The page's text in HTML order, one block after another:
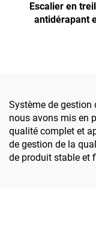
Escalier en
antidérapant
Système de
nous avons mis en
qualité complet et
de gestion de la
de produit stable et